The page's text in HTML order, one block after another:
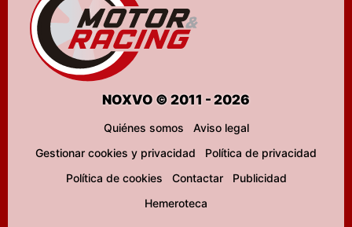
NOXVO © 2011 - 2026
Quiénes somos
Aviso legal
Gestionar cookies y privacidad
Política de privacidad
Política de cookies
Contactar
Publicidad
Hemeroteca